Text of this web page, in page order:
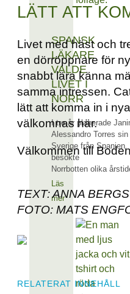
SPANSK
LÄKARE
VALDE
LIVET I
NORR
I tre år planerade
Alessandro Torres sin
Sverige från Spanien.
besökte
Norrbotten olika
Läs
mer
LÄTT ATT
Livet med häst och
en dörröppnare för
snabbt lära känna
samma intressen.
lätt att komma in i
välkomnas här.
Välkommen till
TEXT: ANNA
FOTO: MATS
RELATERAT INNEHÅLL